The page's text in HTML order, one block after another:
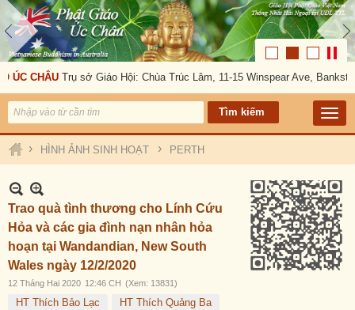
CHÂU Trụ sở Giáo Hội: Chùa Trúc Lâm, 11-15 Winspear Ave, Bankstown,
› HÌNH ẢNH SINH HOẠT › PERTH
Trao quà tình thương cho Lính Cứu
Hỏa và các gia đình nạn nhân hỏa
hoạn tại Wandandian, New South
Wales ngày 12/2/2020
12 Tháng Hai 2020 12:46 CH (Xem: 13831)
HT Thích Bảo Lạc
HT Thích Quảng Ba